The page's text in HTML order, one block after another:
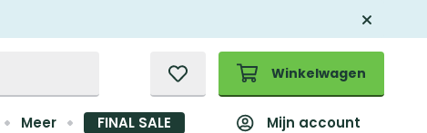
Winkelwagen
Meer FINAL SALE Mijn account